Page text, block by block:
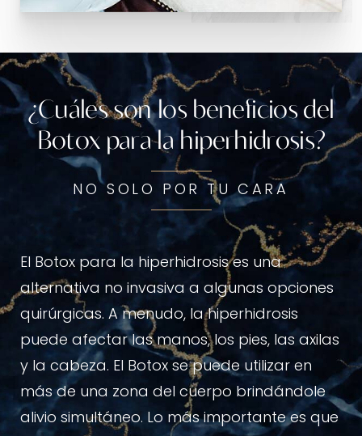
¿Cuáles son los beneficios del
Botox para la hiperhidrosis?
NO SOLO POR TU CARA
El Botox para la hiperhidrosis es una
alternativa no invasiva a algunas opciones
quirúrgicas. A menudo, la hiperhidrosis
puede afectar las manos, los pies, las axilas
y la cabeza. El Botox se puede utilizar en
más de una zona del cuerpo brindándole
alivio simultáneo. Lo más importante es que